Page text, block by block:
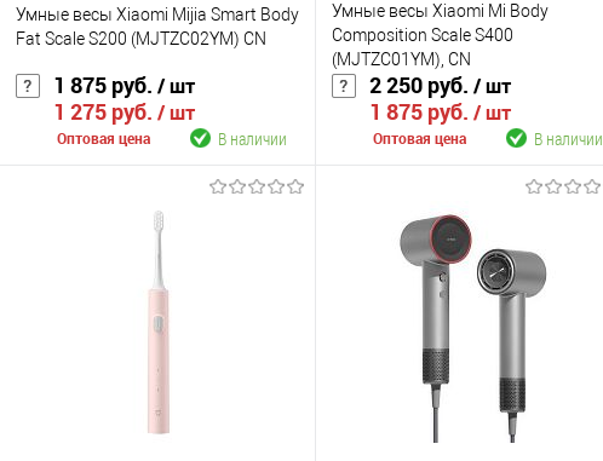
Умные весы Xiaomi Mijia Smart Body
Fat Scale S200 (MJTZC02YM) CN
1 875 руб. / шт
1 275 руб. / шт
Оптовая цена В наличии
В корзину
Умные весы Xiaomi Mi Body
Composition Scale S400
(MJTZC01YM), CN
2 250 руб. / шт
1 875 руб. / шт
Оптовая цена В наличии
К сравнению